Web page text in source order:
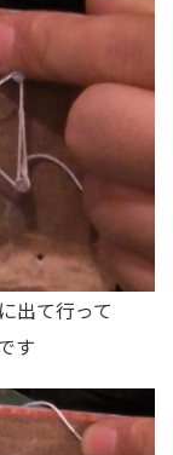
出て行って
す